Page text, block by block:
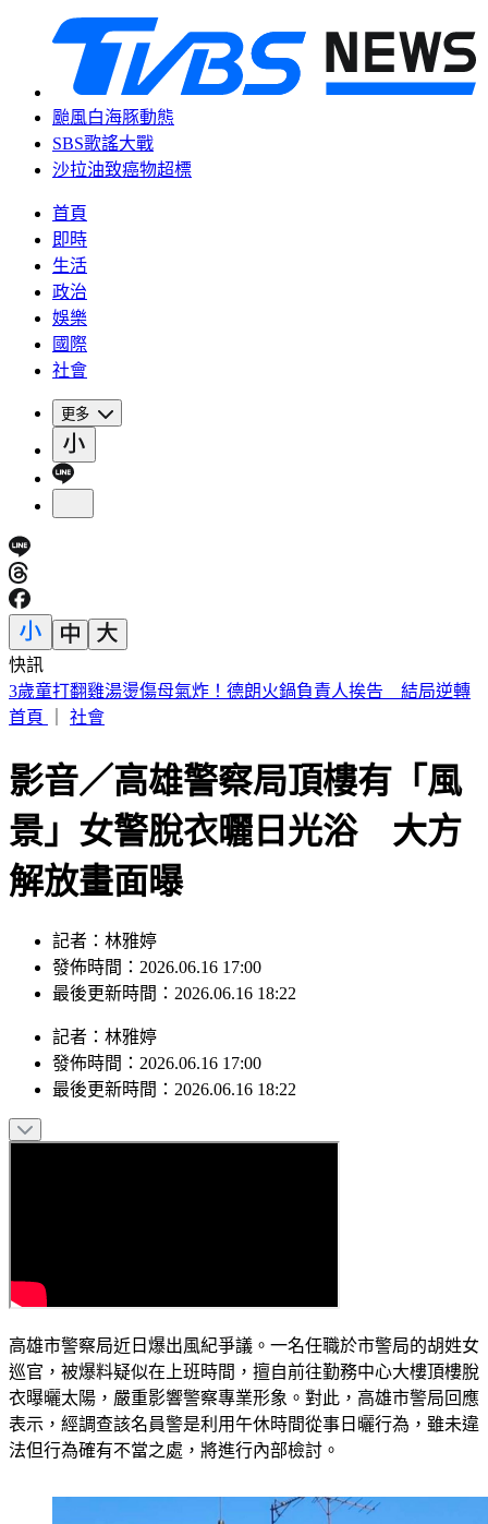
颱風白海豚動態
SBS歌謠大戰
沙拉油致癌物超標
首頁
即時
生活
政治
娛樂
國際
社會
更多
快訊
注意！淡江大橋首納入漢光演習「今晚8時起封橋」 交管一
次看
影音／高雄警察局頂樓有「風
景」女警脫衣曬日光浴 大方
解放畫面曝
記者：林雅婷
發佈時間：2026.06.16 17:00
記者：林雅婷
發佈時間：2026.06.16 17:00
高雄市警察局近日爆出風紀爭議。一名任職於市警局的胡姓女
巡官，被爆料疑似在上班時間，擅自前往勤務中心大樓頂樓脫
衣曝曬太陽，嚴重影響警察專業形象。對此，高雄市警局回應
表示，經調查該名員警是利用午休時間從事日曬行為，雖未違